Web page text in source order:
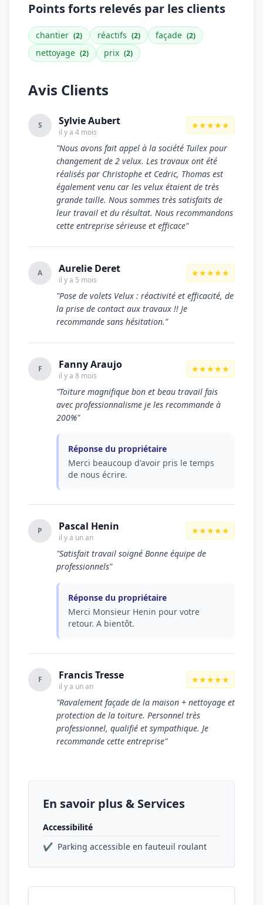
Points forts relevés par les clients
chantier (2) réactifs (2) façade (2)
nettoyage (2) prix (2)
Avis Clients
S Sylvie Aubert
il y a 4 mois
★★★★★
"Nous avons fait appel à la société Tuilex pour
changement de 2 velux. Les travaux ont été
réalisés par Christophe et Cedric, Thomas est
également venu car les velux étaient de très
grande taille. Nous sommes très satisfaits de
leur travail et du résultat. Nous recommandons
cette entreprise sérieuse et efficace"
A Aurelie Deret
il y a 5 mois
★★★★★
"Pose de volets Velux : réactivité et efficacité, de
la prise de contact aux travaux !! Je
recommande sans hésitation."
F Fanny Araujo
il y a 8 mois
★★★★★
"Toiture magnifique bon et beau travail fais
avec professionnalisme je les recommande à
200%"
Réponse du propriétaire
Merci beaucoup d'avoir pris le temps
de nous écrire.
P Pascal Henin
il y a un an
★★★★★
"Satisfait travail soigné Bonne équipe de
professionnels"
Réponse du propriétaire
Merci Monsieur Henin pour votre
retour. A bientôt.
F Francis Tresse
il y a un an
★★★★★
"Ravalement façade de la maison + nettoyage et
protection de la toiture. Personnel très
professionnel, qualifié et sympathique. Je
recommande cette entreprise"
En savoir plus & Services
Accessibilité
✔ Parking accessible en fauteuil roulant